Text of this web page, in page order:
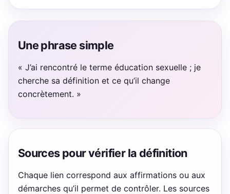
Une phrase simple
« J’ai rencontré le terme éducation sexuelle ; je
cherche sa définition et ce qu’il change
concrètement. »
Sources pour vérifier la définition
Chaque lien correspond aux affirmations ou aux
démarches qu’il permet de contrôler. Les sources